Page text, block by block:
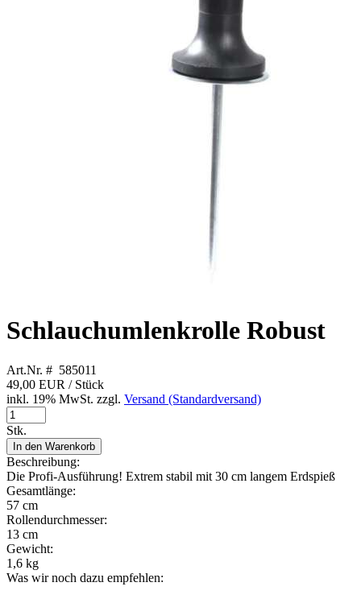
Schlauchumlenkrolle Robust
Art.Nr. # 585011
49,00 EUR / Stück
inkl. 19% MwSt. zzgl. Versand (Standardversand)
Stk.
In den Warenkorb
Beschreibung:
Die Profi-Ausführung! Extrem stabil mit 30 cm langem Erdspieß
Gesamtlänge:
57 cm
Rollendurchmesser:
13 cm
Gewicht:
1,6 kg
Was wir noch dazu empfehlen: